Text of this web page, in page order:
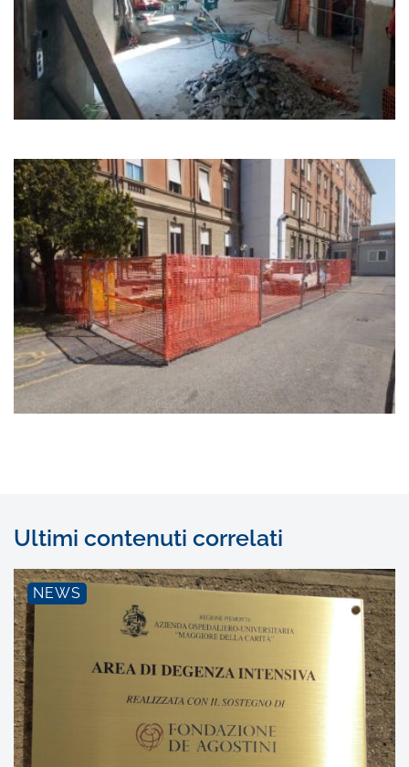
Ultimi contenuti correlati
NEWS